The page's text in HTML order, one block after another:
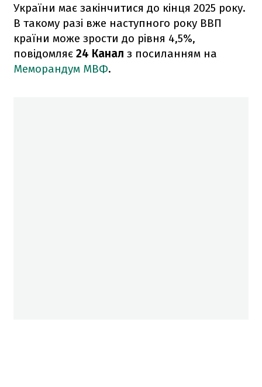
України має закінчитися до кінця 2025 року.
В такому разі вже наступного року ВВП
країни може зрости до рівня 4,5%,
повідомляє 24 Канал з посиланням на
Меморандум МВФ.